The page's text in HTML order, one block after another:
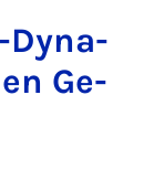
Dy­na­
Ge­